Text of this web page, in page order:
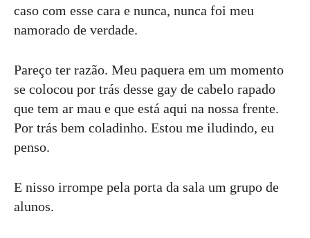
caso com esse cara e nunca, nunca foi meu
namorado de verdade.
Pareço ter razão. Meu paquera em um momento
se colocou por trás desse gay de cabelo rapado
que tem ar mau e que está aqui na nossa frente.
Por trás bem coladinho. Estou me iludindo, eu
penso.
E nisso irrompe pela porta da sala um grupo de
alunos.